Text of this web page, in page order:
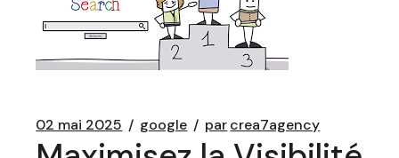
02 mai 2025 google parcrea7agency